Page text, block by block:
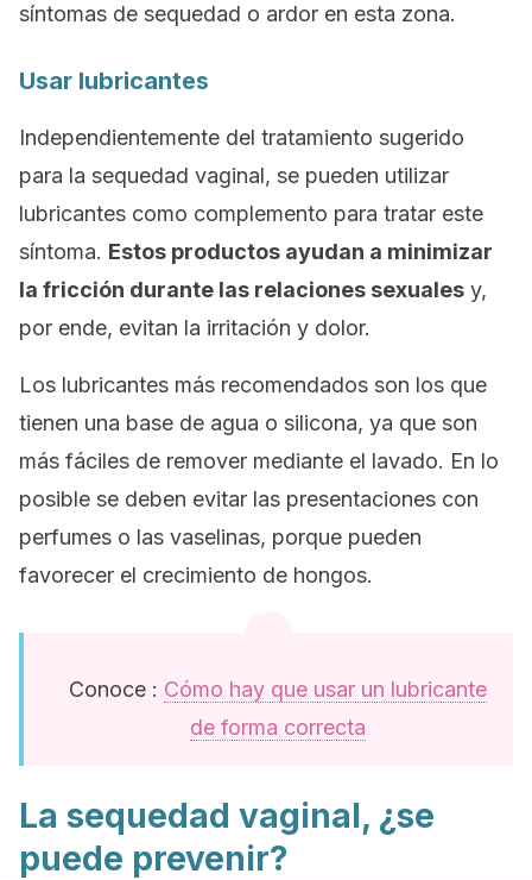
síntomas de sequedad o ardor en esta zona.
Usar lubricantes
Independientemente del tratamiento sugerido
para la sequedad vaginal, se pueden utilizar
lubricantes como complemento para tratar este
síntoma. Estos productos ayudan a minimizar
la fricción durante las relaciones sexuales y,
por ende, evitan la irritación y dolor.
Los lubricantes más recomendados son los que
tienen una base de agua o silicona, ya que son
más fáciles de remover mediante el lavado. En lo
posible se deben evitar las presentaciones con
perfumes o las vaselinas, porque pueden
favorecer el crecimiento de hongos.
Conoce : Cómo hay que usar un lubricante
de forma correcta
La sequedad vaginal, ¿se
puede prevenir?